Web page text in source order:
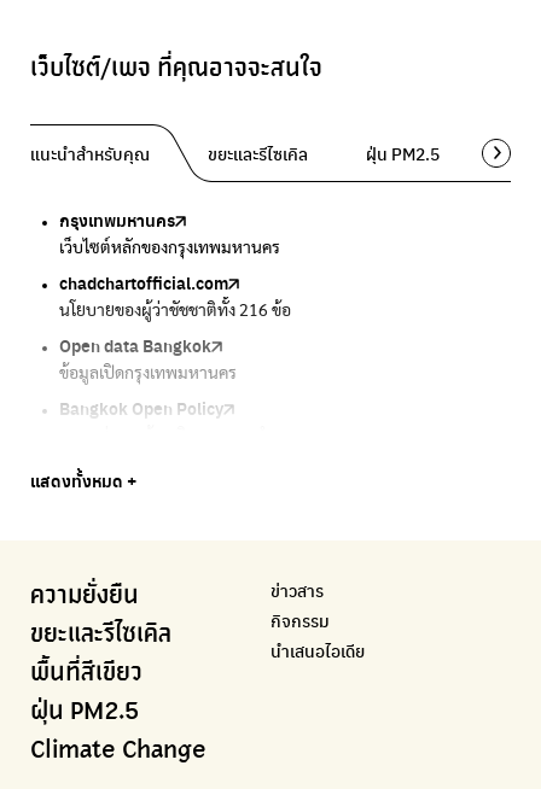
เว็บไซต์/เพจ ที่คุณอาจจะสนใจ
แนะนำสำหรับคุณ ขยะและรีไซเคิล ฝุ่น PM2.5 พื้นที่สี
กรุงเทพมหานคร
เว็บไซต์หลักของกรุงเทพมหานคร
chadchartofficial.com
นโยบายของผู้ว่าชัชชาติทั้ง 216 ข้อ
Open data Bangkok
ข้อมูลเปิดกรุงเทพมหานคร
Bangkok Open Policy
Bangkok Trees
BKK Zero Waste
กรุงเทพฯไม่เทรวม
ลุงซาเล้งกับขยะที่หายไป
CHULA Zero Waste
จัดการขยะภายในพื้นที่อย่างเป็นระบบ
แสดงทั้งหมด +
Traffy Fondue
แจ้งปัญหาขยะ เพื่อให้หน่วยงานแก้ไข
BKK Zero Waste
กรุงเทพฯไม่เทรวม
ลุงซาเล้งกับขยะที่หายไป
เริ่มแยกขยะตั้งแต่วันนี้ เดี๋ยวลุงสอนให้
CHULA Zero Waste
Green2Get
กรมควบคุมมลพิษ
แหล่งข้อมูลเกี่ยวกับมาตรฐานคุณภาพอากาศ น้ำ และเสียง
มูลนิธิโลกสีเขียว
How to ting
การแยกขยะให้สนุก
Traffy Fondue
แจ้งปัญหาฝุ่น เพื่อให้หน่วยงานแก้ไข
Airbkk
รายงานคุณภาพอากาศในกรุงเทพมหานคร
Air4Thai
ตรวจสอบสภาพอากาศรอบตัวคุณง่ายๆ
กรมควบคุมมลพิษ
Line Alert
Greenpeace
มูลนิธิสภาประชาชนเพื่อสิ่งแวดล้อม
สำนักสิ่งแวดล้อม กรุงเทพมหานคร
เตะฝุ่น
แผนที่การระบายอากาศในช่วงสูงสุดของแต่ละวัน
Bangkok Trees
ความคืบหน้าโครงการต้นไม้ล้านต้น
Greener Bangkok 2030
โครงการเพิ่มพื้นที่สีเขียวภายในปี 2030
We park
เครือข่ายพัฒนาเมืองและชุมชนสุขภาวะ
Thai Green Urban (TGU)
Urban Design and Development Center
กระทรวงทรัพยากรธรรมชาติและสิ่งแวดล้อม
กรมส่งเสริมคุณภาพและสิ่งแวดล้อม
DCCE
กรมการเปลี่ยนแปลงสภาพภูมิอากาศและสิ่งแวดล้อม
BangkokStories
เรื่องราวในกรุงเทพโดยครีเอเตอร์
กรมควบคุมมลพิษ
แหล่งข้อมูลเกี่ยวกับมาตรฐานคุณภาพอากาศ น้ำ และเสียง
Greenpeace
Climate Strike Thailand
Carbon Footprint Thailand
เรียนรู้เครื่องมือคำนวณคาร์บอนฟุตพริ้นท์
กรมอุตุนิยมวิทยา
Net Zero Carbon
Everything about our planet and more
ความยั่งยืน
ขยะและรีไซเคิล
พื้นที่สีเขียว
ฝุ่น PM2.5
Climate Change
ข่าวสาร
กิจกรรม
นำเสนอไอเดีย